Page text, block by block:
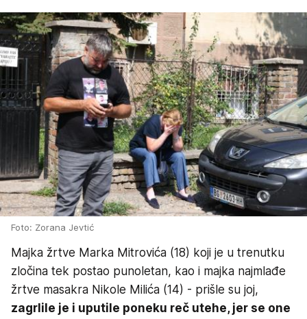
Foto: Zorana Jevtić
Majka žrtve Marka Mitrovića (18) koji je u trenutku
zločina tek postao punoletan, kao i majka najmlađe
žrtve masakra Nikole Milića (14) - prišle su joj,
zagrlile je i uputile poneku reč utehe, jer se one